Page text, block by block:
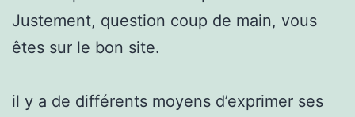
Justement, question coup de main, vous
êtes sur le bon site.
il y a de différents moyens d’exprimer ses